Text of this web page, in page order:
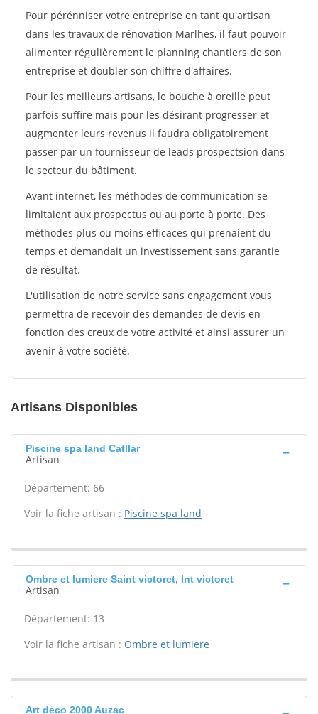
Pour pérénniser votre entreprise en tant qu'artisan
dans les travaux de rénovation Marlhes, il faut pouvoir
alimenter régulièrement le planning chantiers de son
entreprise et doubler son chiffre d'affaires.
Pour les meilleurs artisans, le bouche à oreille peut
parfois suffire mais pour les désirant progresser et
augmenter leurs revenus il faudra obligatoirement
passer par un fournisseur de leads prospectsion dans
le secteur du bâtiment.
Avant internet, les méthodes de communication se
limitaient aux prospectus ou au porte à porte. Des
méthodes plus ou moins efficaces qui prenaient du
temps et demandait un investissement sans garantie
de résultat.
L'utilisation de notre service sans engagement vous
permettra de recevoir des demandes de devis en
fonction des creux de votre activité et ainsi assurer un
avenir à votre société.
Artisans Disponibles
Piscine spa land Catllar
Artisan
Département: 66
Voir la fiche artisan : Piscine spa land
Ombre et lumiere Saint victoret, Int victoret
Artisan
Département: 13
Voir la fiche artisan : Ombre et lumiere
Art deco 2000 Auzac